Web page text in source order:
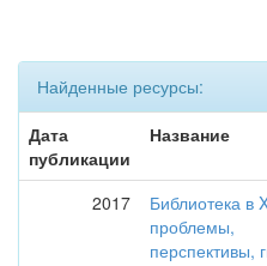
Найденные ресурсы:
Дата
публикации
Название
2017
Библиотека в
проблемы,
перспективы,